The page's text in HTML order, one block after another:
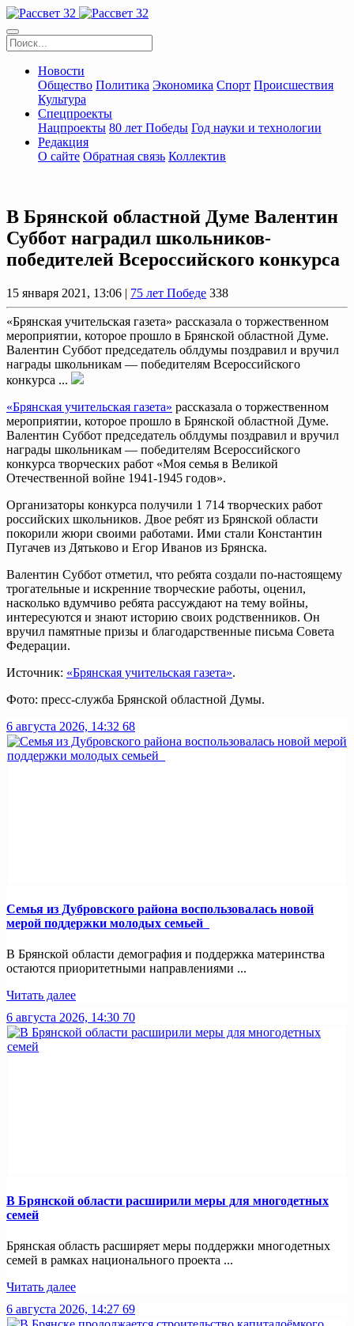
Новости
Общество Политика Экономика Спорт Происшествия
Культура
Спецпроекты
Нацпроекты 80 лет Победы Год науки и технологии
Редакция
О сайте Обратная связь Коллектив
В Брянской областной Думе Валентин
Суббот наградил школьников-
победителей Всероссийского конкурса
15 января 2021, 13:06 | 75 лет Победе 338
«Брянская учительская газета» рассказала о торжественном
мероприятии, которое прошло в Брянской областной Думе.
Валентин Суббот председатель облдумы поздравил и вручил
награды школьникам — победителям Всероссийского
конкурса ...
«Брянская учительская газета» рассказала о торжественном
мероприятии, которое прошло в Брянской областной Думе.
Валентин Суббот председатель облдумы поздравил и вручил
награды школьникам — победителям Всероссийского
конкурса творческих работ «Моя семья в Великой
Отечественной войне 1941-1945 годов».
Организаторы конкурса получили 1 714 творческих работ
российских школьников. Двое ребят из Брянской области
покорили жюри своими работами. Ими стали Константин
Пугачев из Дятьково и Егор Иванов из Брянска.
Валентин Суббот отметил, что ребята создали по-настоящему
трогательные и искренние творческие работы, оценил,
насколько вдумчиво ребята рассуждают на тему войны,
интересуются и знают историю своих родственников. Он
вручил памятные призы и благодарственные письма Совета
Федерации.
Источник: «Брянская учительская газета».
Фото: пресс-служба Брянской областной Думы.
6 августа 2026, 14:32 68
Семья из Дубровского района воспользовалась новой
мерой поддержки молодых семьей
В Брянской области демография и поддержка материнства
остаются приоритетными направлениями ...
Читать далее
6 августа 2026, 14:30 70
В Брянской области расширили меры для многодетных
семей
Брянская область расширяет меры поддержки многодетных
семей в рамках национального проекта ...
Читать далее
6 августа 2026, 14:27 69